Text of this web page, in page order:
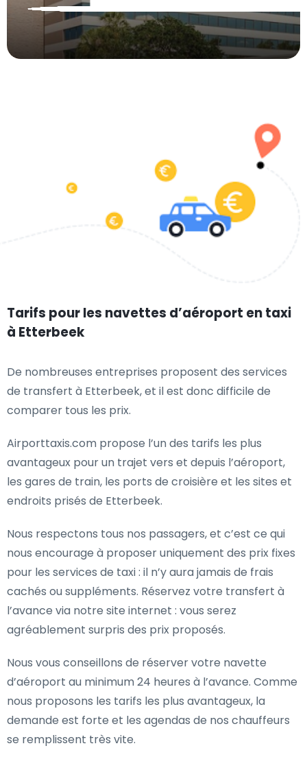
Tarifs pour les navettes d’aéroport en taxi
à Etterbeek
De nombreuses entreprises proposent des services
de transfert à Etterbeek, et il est donc difficile de
comparer tous les prix.
Airporttaxis.com propose l’un des tarifs les plus
avantageux pour un trajet vers et depuis l’aéroport,
les gares de train, les ports de croisière et les sites et
endroits prisés de Etterbeek.
Nous respectons tous nos passagers, et c’est ce qui
nous encourage à proposer uniquement des prix fixes
pour les services de taxi : il n’y aura jamais de frais
cachés ou suppléments. Réservez votre transfert à
l’avance via notre site internet : vous serez
agréablement surpris des prix proposés.
Nous vous conseillons de réserver votre navette
d’aéroport au minimum 24 heures à l’avance. Comme
nous proposons les tarifs les plus avantageux, la
demande est forte et les agendas de nos chauffeurs
se remplissent très vite.